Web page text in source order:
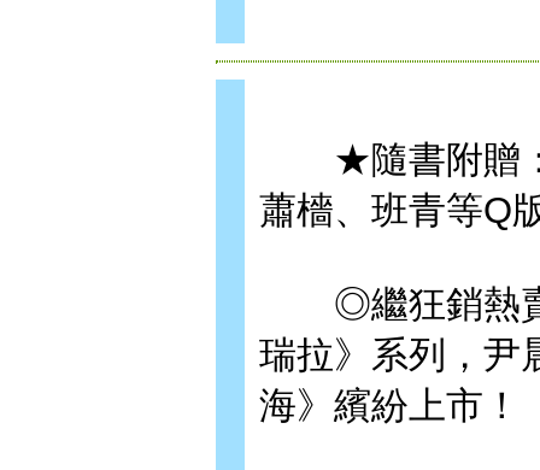
★隨書附贈：
蕭檣、班青等Q
◎繼狂銷熱賣
瑞拉》系列，尹
海》繽紛上市！